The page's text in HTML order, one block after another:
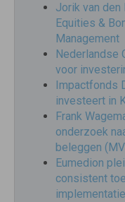
Jorik van
Equities &
Management
Nederlandse
voor
Impactfonds
investeert in
Frank
onderzoek
beleggen
Eumedion
consistent